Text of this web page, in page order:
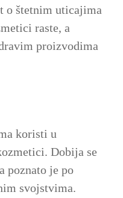
o štetnim uticajima
raste, a
proizvodima
koristi u
Dobija se
poznato je po
svojstvima.